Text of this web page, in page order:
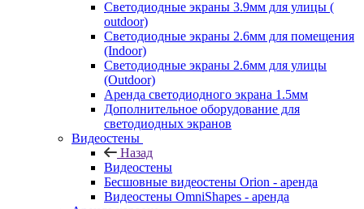
Светодиодные экраны 3.9мм для улицы (
outdoor)
Светодиодные экраны 2.6мм для помещения
(Indoor)
Светодиодные экраны 2.6мм для улицы
(Outdoor)
Аренда светодиодного экрана 1.5мм
Дополнительное оборудование для
светодиодных экранов
Видеостены
Назад
Видеостены
Бесшовные видеостены Orion - аренда
Видеостены OmniShapes - аренда